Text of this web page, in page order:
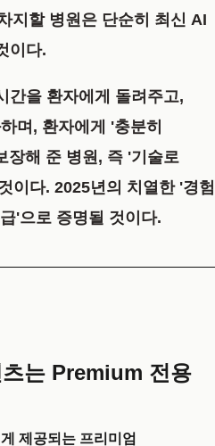
지할 병원은 단순히 최신 AI
이다.
간을 환자에게 돌려주고,
며, 환자에게 '충분히
장해 준 병원, 즉 '기술로
이다. 2025년의 치열한 '경험
'으로 증명될 것이다.
는 Premium 전용
제공되는 프리미엄